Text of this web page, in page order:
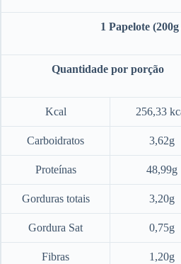
1 Papelote
Quantidade por porção
Kcal 256,33
Carboidratos 3,62g
Proteínas 48,99g
Gorduras totais 3,20g
Gordura Sat 0,75g
Fibras 1,20g